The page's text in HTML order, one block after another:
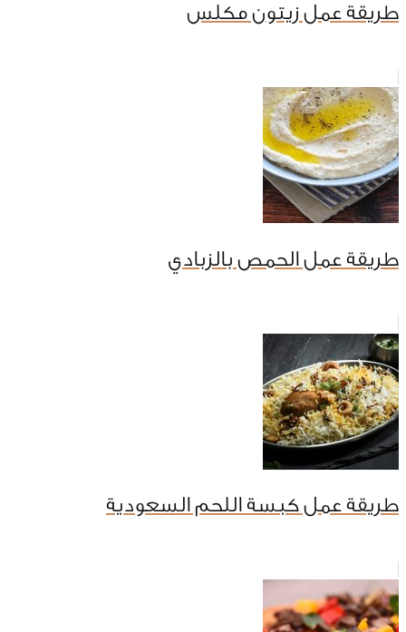
طريقة عمل زيتون مكلس
طريقة عمل الحمص بالزبادي
طريقة عمل كبسة اللحم السعودية